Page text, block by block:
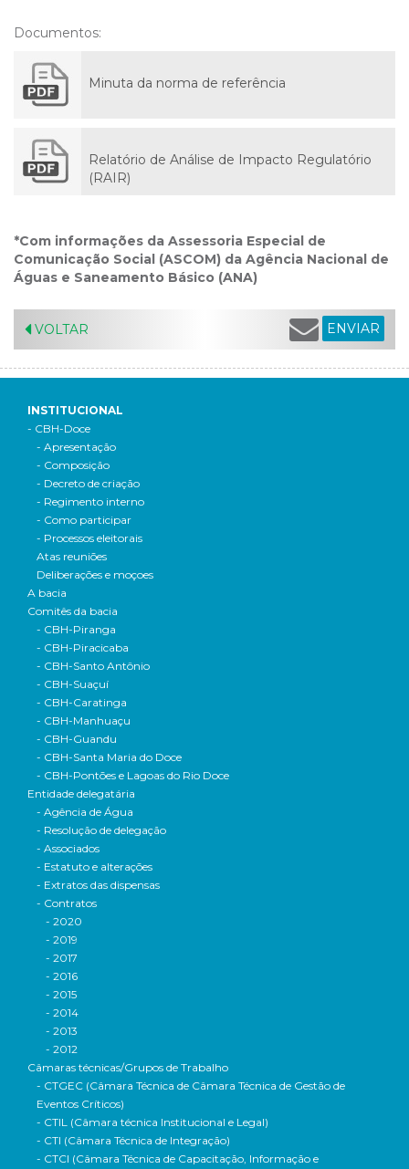
Documentos:
Minuta da norma de referência
Relatório de Análise de Impacto Regulatório
(RAIR)
*Com informações da Assessoria Especial de
Comunicação Social (ASCOM) da Agência Nacional de
Águas e Saneamento Básico (ANA)
VOLTAR ENVIAR
INSTITUCIONAL
- CBH-Doce
- Apresentação
- Composição
- Decreto de criação
- Regimento interno
- Como participar
- Processos eleitorais
Atas reuniões
Deliberações e moçoes
A bacia
Comitês da bacia
- CBH-Piranga
- CBH-Piracicaba
- CBH-Santo Antônio
- CBH-Suaçuí
- CBH-Caratinga
- CBH-Manhuaçu
- CBH-Guandu
- CBH-Santa Maria do Doce
- CBH-Pontões e Lagoas do Rio Doce
Entidade delegatária
- Agência de Água
- Resolução de delegação
- Associados
- Estatuto e alterações
- Extratos das dispensas
- Contratos
- 2020
- 2019
- 2017
- 2016
- 2015
- 2014
- 2013
- 2012
Câmaras técnicas/Grupos de Trabalho
- CTGEC (Câmara Técnica de Câmara Técnica de Gestão de
Eventos Críticos)
- CTIL (Câmara técnica Institucional e Legal)
- CTI (Câmara Técnica de Integração)
- CTCI (Câmara Técnica de Capacitação, Informação e